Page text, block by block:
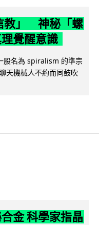
教」 神秘「螺
覺醒意識
股名為 spiralism 的準宗
天機械人不約而同鼓吹
金 科學家指晶